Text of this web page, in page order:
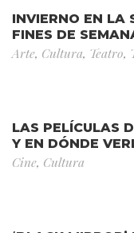
INVIERNO EN LA
FINES DE
Arte, Cultura, Teatro,
LAS PELÍCULAS
Y EN DÓNDE
Cine, Cultura